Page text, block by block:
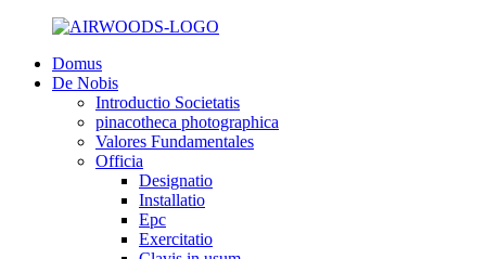
Domus
De Nobis
Introductio Societatis
pinacotheca photographica
Valores Fundamentales
Officia
Designatio
Installatio
Epc
Exercitatio